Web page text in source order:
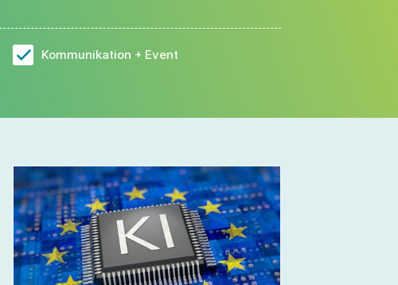
Kommunikation + Event